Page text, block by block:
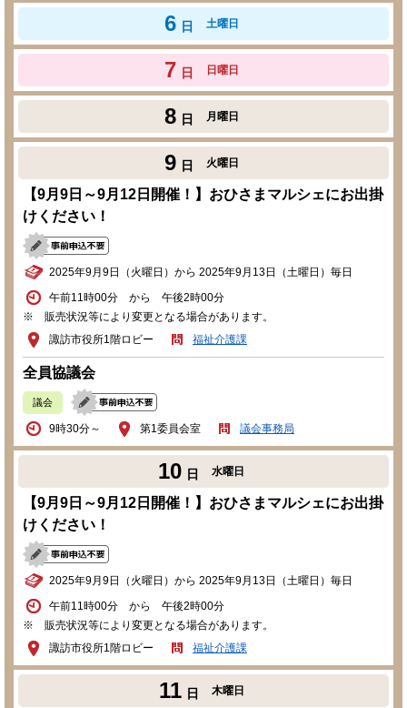
6 日 土曜日
7 日 日曜日
8 日 月曜日
9 日 火曜日
【9月9日～9月12日開催！】おひさまマルシェにお出掛
けください！
2025年9月9日（火曜日）から 2025年9月13日（土曜日）毎日
午前11時00分 から 午後2時00分
※ 販売状況等により変更となる場合があります。
諏訪市役所1階ロビー
福祉介護課
全員協議会
議会
9時30分～ 第1委員会室 議会事務局
10 日 水曜日
【9月9日～9月12日開催！】おひさまマルシェにお出掛
けください！
2025年9月9日（火曜日）から 2025年9月13日（土曜日）毎日
午前11時00分 から 午後2時00分
※ 販売状況等により変更となる場合があります。
諏訪市役所1階ロビー
福祉介護課
11 日 木曜日